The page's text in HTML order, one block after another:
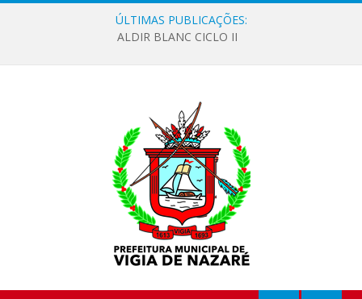
ÚLTIMAS PUBLICAÇÕES:
ALDIR BLANC CICLO II